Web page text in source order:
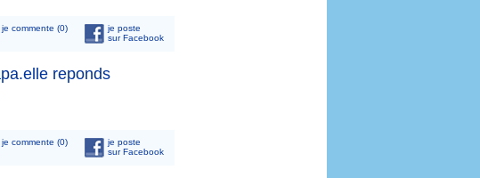
je commente (0)
je poste
sur Facebook
reponds
je commente (0)
je poste
sur Facebook